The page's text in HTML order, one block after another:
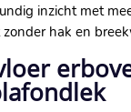
inzicht met
hak en